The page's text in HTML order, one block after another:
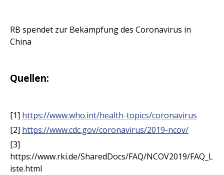
RB spendet zur Bekämpfung des Coronavirus in
China
Quellen:
[1] https://www.who.int/health-topics/coronavirus
[2] https://www.cdc.gov/coronavirus/2019-ncov/
[3]
https://www.rki.de/SharedDocs/FAQ/NCOV2019/FAQ_L
iste.html